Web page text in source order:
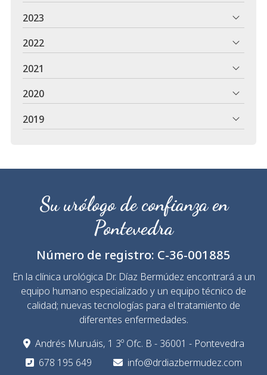
2023
2022
2021
2020
2019
Su urólogo de confianza en
Pontevedra
Número de registro: C-36-001885
En la clínica urológica Dr. Díaz Bermúdez encontrará a un
equipo humano especializado y un equipo técnico de
calidad; nuevas tecnologías para el tratamiento de
diferentes enfermedades.
Andrés Muruáis, 1 3º Ofc. B - 36001 - Pontevedra
678 195 649
info@drdiazbermudez.com